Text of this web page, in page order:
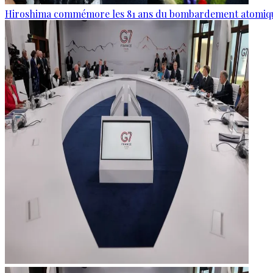
Hiroshima commémore les 81 ans du bombardement